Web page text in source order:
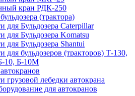
кран РДК-250
(трактора)
для Бульдозера Caterpillar
для Бульдозера Komatsu
для Бульдозера Shantui
для бульдозеров (тракторов) Т-130,
10, Б-10М
грузовой лебедки автокрана
для автокранов